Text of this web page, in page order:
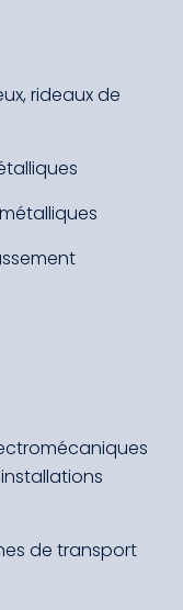
rideaux de
de transport